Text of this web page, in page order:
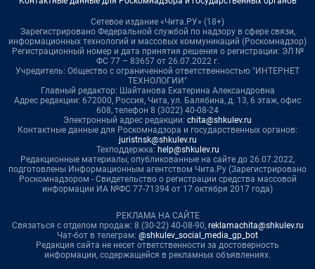
Сетевое издание «Чита.РУ» (18+)
Зарегистрировано Федеральной службой по надзору в сфере связи,
информационных технологий и массовых коммуникаций (Роскомнадзор)
Регистрационный номер и дата принятия решения о регистрации: ЭЛ №
ФС 77 – 83657 от 26.07.2022 г.
Учредитель: Общество с ограниченной ответственностью "ИНТЕРНЕТ
ТЕХНОЛОГИИ"
Главный редактор: Шайтанова Екатерина Александровна
Адрес редакции: 672000, Россия, Чита, ул. Балябина, д. 13, 6 этаж, офис
608, телефон 8 (3022) 40-08-24
Электронный адрес редакции: chita@shkulev.ru
Контактные данные для Роскомнадзора и государственных органов:
juristnsk@shkulev.ru
Техподдержка: help@shkulev.ru
Редакционные материалы, опубликованные на сайте до 26.07.2022,
подготовлены Информационным агентством Чита.Ру (Зарегистрировано
Роскомнадзором - Свидетельство о регистрации средства массовой
информации ИА №ФС 77-71394 от 17 октября 2017 года)
РЕКЛАМА НА САЙТЕ
Связаться с отделом продаж: 8 (30-22) 40-08-90, reklamachita@shkulev.ru
Чат-бот в телеграм: @shkulev_social_media_gp_bot
Редакция сайта не несет ответственности за достоверность
информации, содержащейся в рекламных объявлениях.